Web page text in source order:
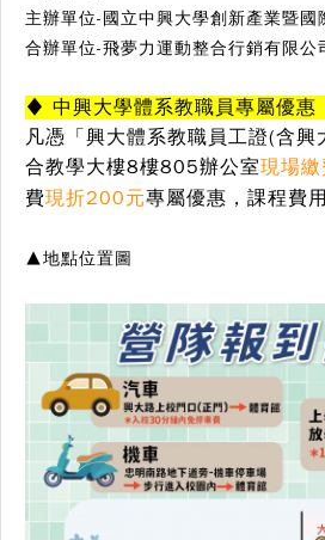
主辦單位-國立中興大學創新產業暨國
合辦單位-飛夢力運動整合行銷有限公
♦ 中興大學體系教職員專屬優
凡憑「興大體系教職員工證(含
合教學大樓8樓805辦公室現場繳
費現折200元專屬優惠 ，課程費用
▲地點位置圖